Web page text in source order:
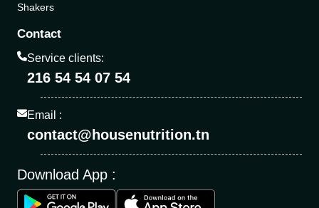
Shakers
Contact
Service clients:
216 54 54 07 54
Email :
contact@housenutrition.tn
Download App :